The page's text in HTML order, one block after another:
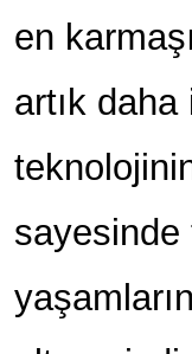
en
artık
sayesinde